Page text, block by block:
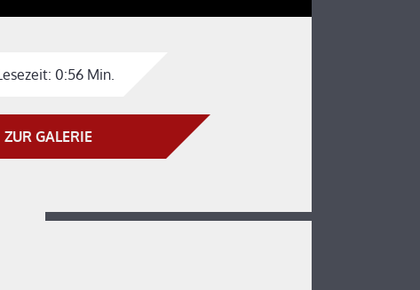
0:56 Min.
ZUR GALERIE